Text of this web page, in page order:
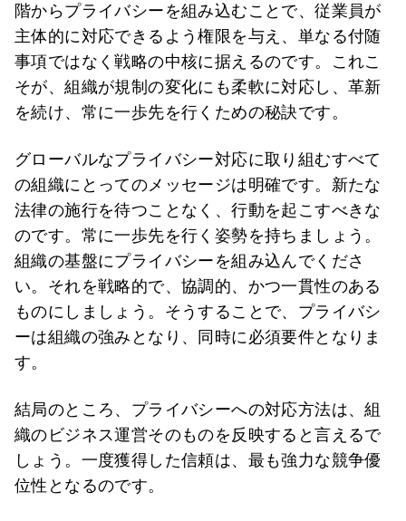
階からプライバシーを組み込むことで、従業員が
主体的に対応できるよう権限を与え、単なる付随
事項ではなく戦略の中核に据えるのです。これこ
そが、組織が規制の変化にも柔軟に対応し、革新
を続け、常に一歩先を行くための秘訣です。
グローバルなプライバシー対応に取り組むすべて
の組織にとってのメッセージは明確です。新たな
法律の施行を待つことなく、行動を起こすべきな
のです。常に一歩先を行く姿勢を持ちましょう。
組織の基盤にプライバシーを組み込んでくださ
い。それを戦略的で、協調的、かつ一貫性のある
ものにしましょう。そうすることで、プライバシ
ーは組織の強みとなり、同時に必須要件となりま
す。
結局のところ、プライバシーへの対応方法は、組
織のビジネス運営そのものを反映すると言えるで
しょう。一度獲得した信頼は、最も強力な競争優
位性となるのです。